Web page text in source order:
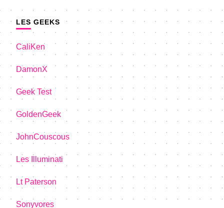
LES GEEKS
CaliKen
DamonX
Geek Test
GoldenGeek
JohnCouscous
Les Illuminati
Lt Paterson
Sonyvores